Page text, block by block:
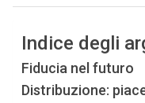
Indice degli
Fiducia nel futuro
Distribuzione: